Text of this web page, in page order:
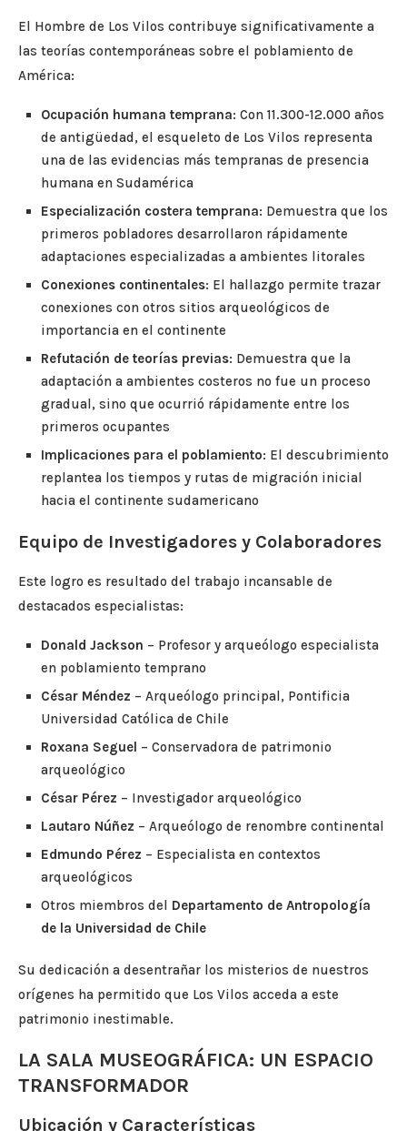
El Hombre de Los Vilos contribuye significativamente a
las teorías contemporáneas sobre el poblamiento de
América:
Ocupación humana temprana: Con 11.300-12.000 años
de antigüedad, el esqueleto de Los Vilos representa
una de las evidencias más tempranas de presencia
humana en Sudamérica
Especialización costera temprana: Demuestra que los
primeros pobladores desarrollaron rápidamente
adaptaciones especializadas a ambientes litorales
Conexiones continentales: El hallazgo permite trazar
conexiones con otros sitios arqueológicos de
importancia en el continente
Refutación de teorías previas: Demuestra que la
adaptación a ambientes costeros no fue un proceso
gradual, sino que ocurrió rápidamente entre los
primeros ocupantes
Implicaciones para el poblamiento: El descubrimiento
replantea los tiempos y rutas de migración inicial
hacia el continente sudamericano
Equipo de Investigadores y Colaboradores
Este logro es resultado del trabajo incansable de
destacados especialistas:
Donald Jackson – Profesor y arqueólogo especialista
en poblamiento temprano
César Méndez – Arqueólogo principal, Pontificia
Universidad Católica de Chile
Roxana Seguel – Conservadora de patrimonio
arqueológico
César Pérez – Investigador arqueológico
Lautaro Núñez – Arqueólogo de renombre continental
Edmundo Pérez – Especialista en contextos
arqueológicos
Otros miembros del Departamento de Antropología
de la Universidad de Chile
Su dedicación a desentrañar los misterios de nuestros
orígenes ha permitido que Los Vilos acceda a este
patrimonio inestimable.
LA SALA MUSEOGRÁFICA: UN ESPACIO
TRANSFORMADOR
Ubicación y Características